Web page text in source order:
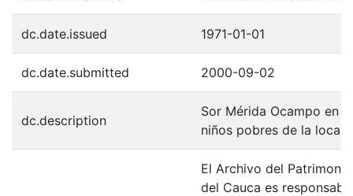
dc.date.issued 1971-01-01
dc.date.submitted 2000-09-02
dc.description
Sor Mérida Ocampo en
niños pobres de la
El Archivo del
del Cauca es